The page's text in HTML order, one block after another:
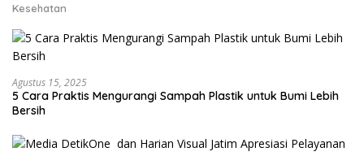
Kesehatan
Agustus 15, 2025
5 Cara Praktis Mengurangi Sampah Plastik untuk Bumi Lebih
Bersih